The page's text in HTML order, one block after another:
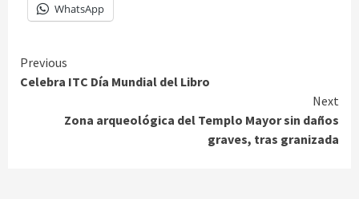
WhatsApp
Continue
Previous
Celebra ITC Día Mundial del Libro
Next
Zona arqueológica del Templo Mayor sin daños
graves, tras granizada